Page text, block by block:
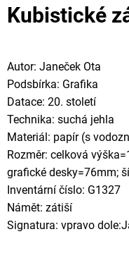
Kubistické
Autor: Janeček Ota
Podsbírka: Grafika
Datace: 20. století
Technika: suchá jehla
Materiál: papír (s
Rozměr: celková
grafické desky=76mm;
Inventární číslo: G1327
Námět: zátiší
Signatura: vpravo